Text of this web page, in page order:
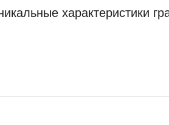
характеристики